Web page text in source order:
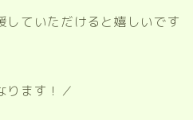
していただけると嬉しいです
ります！／